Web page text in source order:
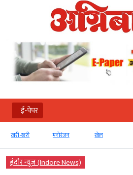
ई-पेपर
खरी-खरी मनोरंजन खेल
इंदौर न्यूज़ (Indore News)